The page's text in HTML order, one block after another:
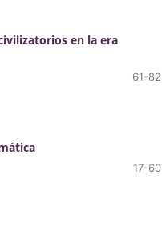
en la era
61-82
17-60